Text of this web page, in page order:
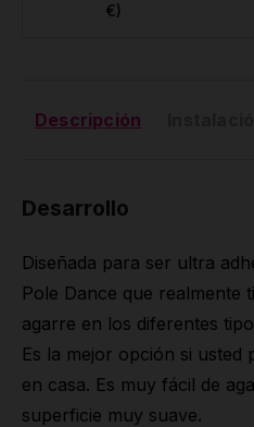
€)
Descripción
Desarrollo
Diseñada para ser ultra
Pole Dance que realmente
agarre en los diferentes
Es la mejor opción si usted
en casa. Es muy fácil de
superficie muy suave.